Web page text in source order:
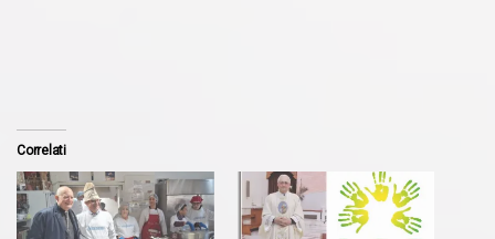
Correlati